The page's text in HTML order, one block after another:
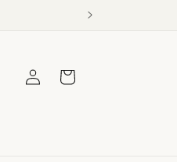
InloggenWinkelwagen